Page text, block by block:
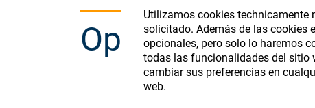
Utilizamos cookies technicamente
solicitado. Además de las cookies
opcionales, pero solo lo haremos
todas las funcionalidades del sitio
cambiar sus preferencias en
web.
Ophthalmic